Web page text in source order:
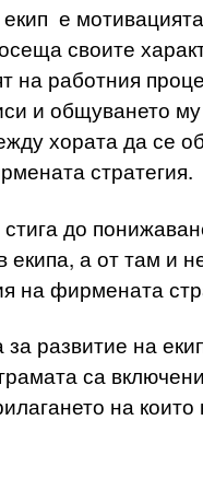
е
своите
на работния
и общуването му
хората да се
стратегия.
до
а от там и
на фирмената
за развитие на
са
на които